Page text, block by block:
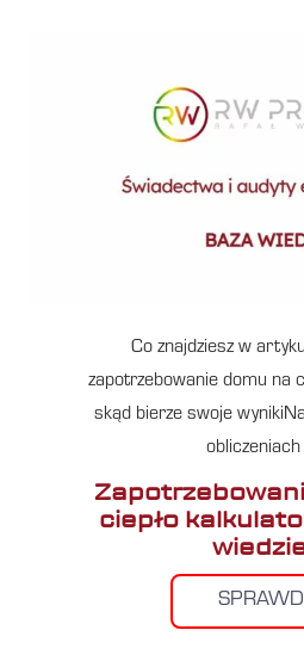
Co znajdziesz w
zapotrzebowanie domu na
skąd bierze swoje
ciepło